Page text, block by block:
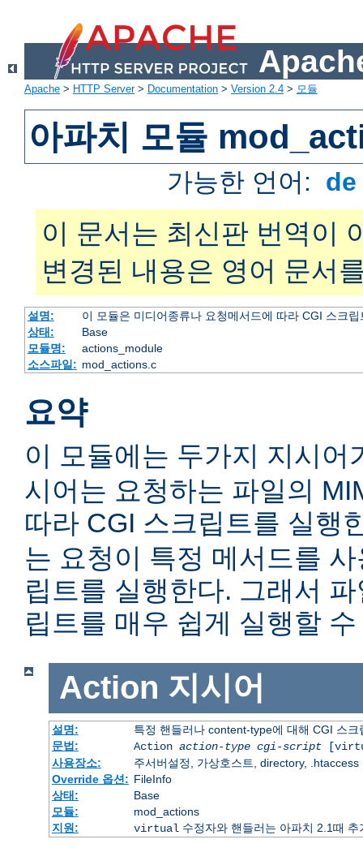
Apache > HTTP Server> Documentation > Version 2.4 > 모듈
아파치 모듈
가능한 언어:
이 문서는 최신판 번역이
변경된 내용은 영어 문서
설명:
이 모듈은 미디어종류나 요청메서드에 따라 CGI 스크
상태:
Base
모듈명:
actions_module
소스파일: mod_actions.c
요약
이 모듈에는 두가지 지시어
시어는 요청하는 파일의
따라 CGI 스크립트를 실행
는 요청이 특정 메서드를
립트를 실행한다. 그래서
립트를 매우 쉽게 실행할
Action 지시어
설명:
특정 핸들러나 content-type에 대해 CGI 스크
문법:
Action action-type cgi-script
사용장소:
주서버설정, 가상호스트, directory, .htaccess
Override 옵션: FileInfo
상태:
Base
모듈:
mod_actions
지원:
virtual 수정자와 핸들러는 아파치 2.1때 추